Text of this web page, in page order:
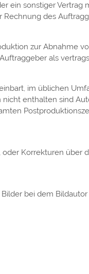
ein sonstiger Vertrag
des
zur Abnahme
als
im üblichen
enthalten sind
Korrekturen über
bei dem